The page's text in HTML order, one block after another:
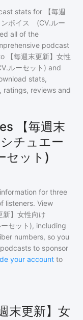
stats for
【毎週
ンボイス (CV.ルー
all of the
podcast
【毎週末更新】女性
ルーセット) and
stats,
ratings, reviews and
【毎週末
チュエー
セット)
for three
listeners. View
新】女性向け
セット), including
numbers, so you
to sponsor
your account to
末更新】女